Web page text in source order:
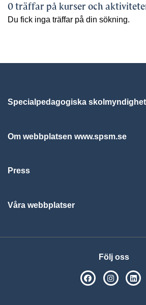
0 träffar på kurser och
Du fick inga träffar på din sökning.
Specialpedagogiska
Om webbplatsen www.spsm.se
Press
Våra webbplatser
Följ oss
SPSM påSPSM